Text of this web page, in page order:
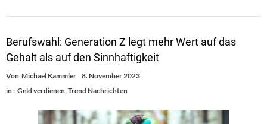
Berufswahl: Generation Z legt mehr Wert auf das
Gehalt als auf den Sinnhaftigkeit
Von Michael Kammler 8. November 2023
in : Geld verdienen Trend Nachrichten